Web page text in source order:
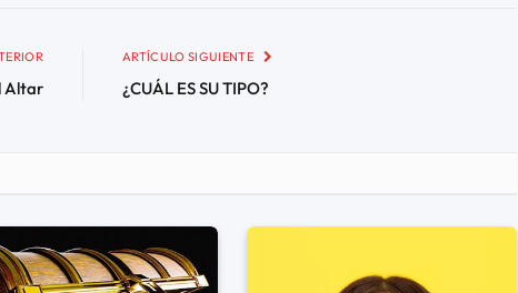
Altar
ARTÍCULO SIGUIENTE
¿CUÁL ES SU TIPO?